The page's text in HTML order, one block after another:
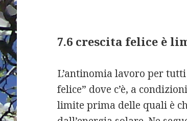
7.6 crescita felice è
L’antinomia lavoro per
felice” dove c’è, a
limite prima delle quali è